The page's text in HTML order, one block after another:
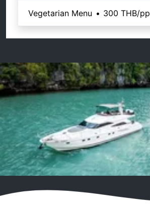
Vegetarian Menu • 300 THB/pp